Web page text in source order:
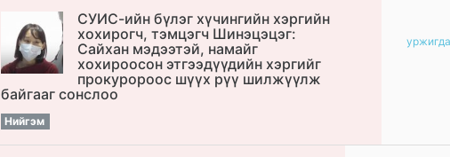
СУИС-ийн бүлэг хүчингийн хэргийн
хохирогч, тэмцэгч Шинэцэцэг:
Сайхан мэдээтэй, намайг
хохироосон этгээдүүдийн хэргийг
прокуророос шүүх рүү шилжүүлж
байгааг сонслоо
Нийгэм